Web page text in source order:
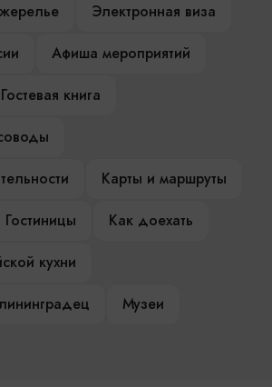
Электронная виза
Афиша мероприятий
Гостевая книга
Карты и маршруты
Гостиницы
Как доехать
кухни
Музеи